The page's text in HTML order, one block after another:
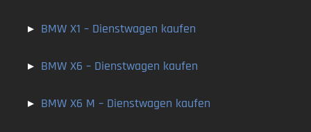
▸ BMW X1 – Dienstwagen kaufen
▸ BMW X6 – Dienstwagen kaufen
▸ BMW X6 M – Dienstwagen kaufen